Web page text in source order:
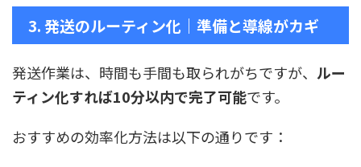
3. 発送のルーティン化｜準備と導線がカギ
発送作業は、時間も手間も取られがちですが、 ルー
ティン化すれば10分以内で完了可能です。
おすすめの効率化方法は以下の通りです：